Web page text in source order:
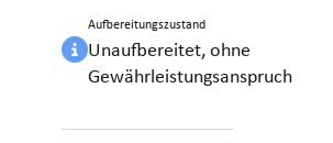
Aufbereitungszustand
Unaufbereitet, ohne
Gewährleistungsanspruch